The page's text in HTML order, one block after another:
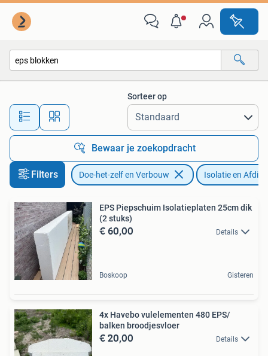
Alle afstanden…
Sorteer op
Bewaar je zoekopdracht
Filters Doe-het-zelf en Verbouw Isolatie en
EPS Piepschuim Isolatieplaten 25cm dik
(2 stuks)
€ 60,00 Details
Boskoop Gisteren
4x Havebo vulelementen 480 EPS/
balken broodjesvloer
€ 20,00 Details